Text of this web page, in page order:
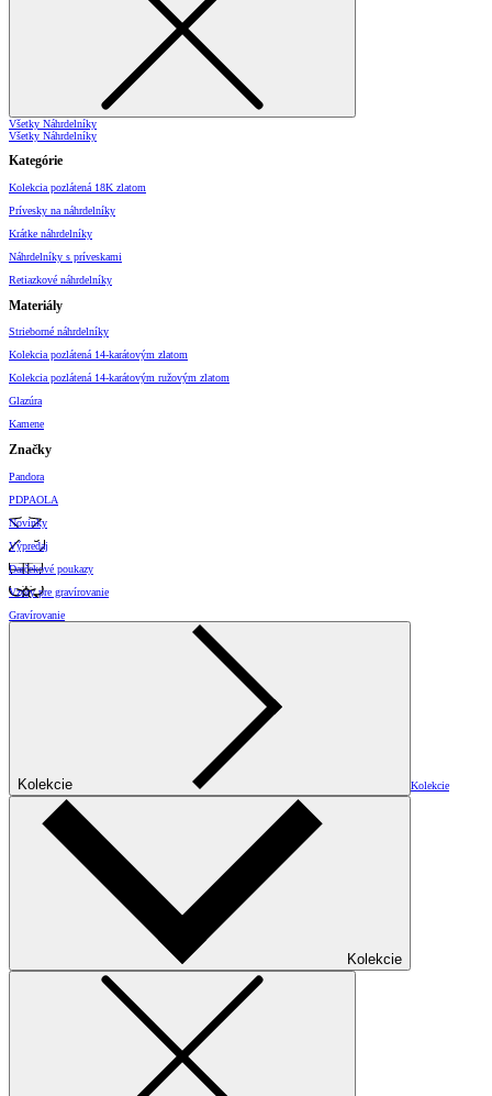
Všetky Náhrdelníky
Všetky Náhrdelníky
Kategórie
Kolekcia pozlátená 18K zlatom
Prívesky na náhrdelníky
Krátke náhrdelníky
Náhrdelníky s príveskami
Retiazkové náhrdelníky
Materiály
Strieborné náhrdelníky
Kolekcia pozlátená 14-karátovým zlatom
Kolekcia pozlátená 14-karátovým ružovým zlatom
Glazúra
Kamene
Značky
Pandora
PDPAOLA
Novinky
Výpredaj
Darčekové poukazy
Vzory pre gravírovanie
Gravírovanie
Kolekcie Kolekcie
Kolekcie